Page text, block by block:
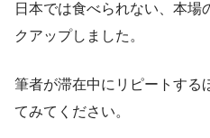
日本では食べられない、本場
クアップしました。
筆者が滞在中にリピートする
てみてください。